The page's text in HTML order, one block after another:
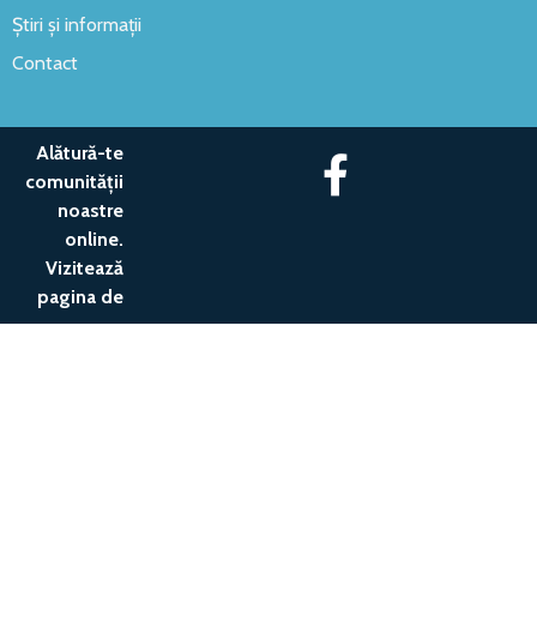
Știri și informații
Contact
Alătură-te
comunității
noastre
online.
Vizitează
pagina de